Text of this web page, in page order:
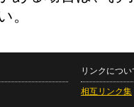
。
リンクについ
相互リンク集